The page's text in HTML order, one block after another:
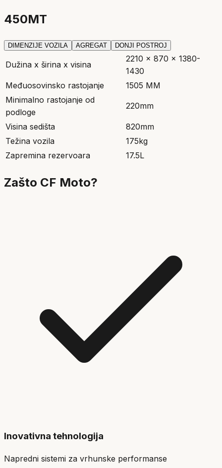
450MT
DIMENZIJE VOZILA AGREGAT DONJI POSTROJ
Dužina x širina x visina
2210 x 870 x 1380-
1430
Međuosovinsko rastojanje
1505 MM
Minimalno rastojanje od
podloge
220mm
Visina sedišta
820mm
Težina vozila
175kg
Zapremina rezervoara
17.5L
Zašto CF Moto?
Inovativna tehnologija
Napredni sistemi za vrhunske performanse